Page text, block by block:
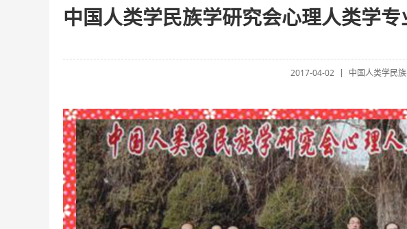
中国人类学民族学研究会心理人类学
2017-04-02 中国人类学民